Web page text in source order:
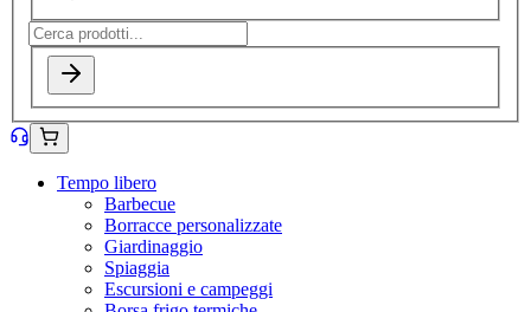
Tempo libero
Barbecue
Borracce personalizzate
Giardinaggio
Spiaggia
Escursioni e campeggi